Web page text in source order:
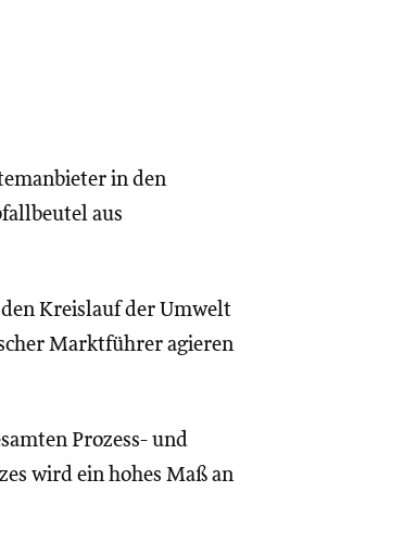
in den
aus
Kreislauf der Umwelt
Marktführer agieren
Prozess- und
wird ein hohes Maß an